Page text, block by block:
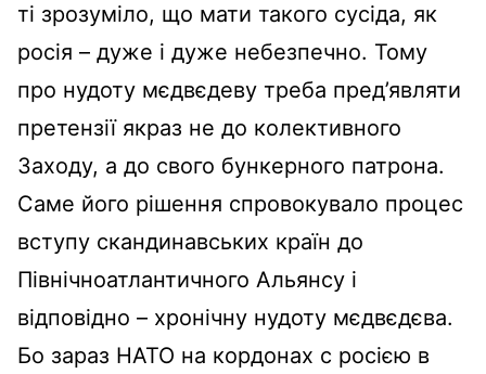
ті зрозуміло, що мати такого сусіда, як
росія – дуже і дуже небезпечно. Тому
про нудоту мєдвєдеву треба пред’являти
претензії якраз не до колективного
Заходу, а до свого бункерного патрона.
Саме його рішення спровокувало процес
вступу скандинавських країн до
Північноатлантичного Альянсу і
відповідно – хронічну нудоту мєдвєдєва.
Бо зараз НАТО на кордонах с росією в